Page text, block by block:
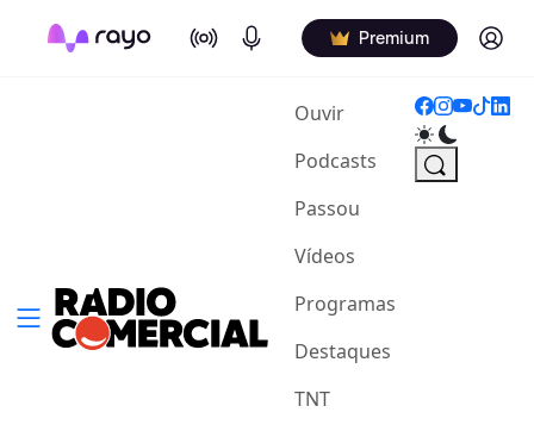
On Air Podcasts Premium Log in
Ouvir(current)
Podcasts
Passou
Vídeos
Programas
Destaques
TNT